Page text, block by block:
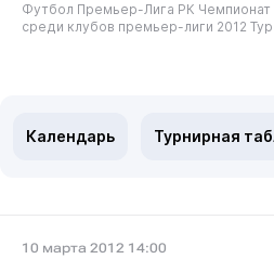
Футбол Премьер-Лига РК Чемпионат
среди клубов премьер-лиги 2012
Календарь Турнирная
10 марта 2012 14:00